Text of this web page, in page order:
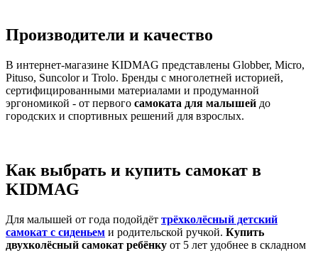
Производители и качество
В интернет-магазине KIDMAG представлены Globber, Micro,
Pituso, Suncolor и Trolo. Бренды с многолетней историей,
сертифицированными материалами и продуманной
эргономикой - от первого самоката для малышей до
городских и спортивных решений для взрослых.
Как выбрать и купить самокат в
KIDMAG
Для малышей от года подойдёт трёхколёсный детский
самокат с сиденьем и родительской ручкой. Купить
двухколёсный самокат ребёнку от 5 лет удобнее в складном